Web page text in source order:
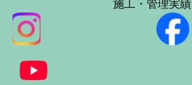
施工・管理実績